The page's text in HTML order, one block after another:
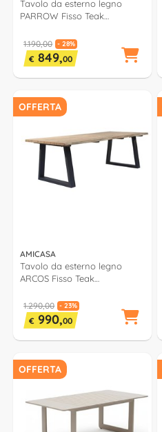
Tavolo da esterno legno
PARROW Fisso Teak
ANDROMEDA
1.190,00 - 28%
€ 849,00
OFFERTA
AMICASA
Tavolo da esterno legno
ARCOS Fisso Teak
1.290,00 - 23%
€ 990,00
OFFERTA